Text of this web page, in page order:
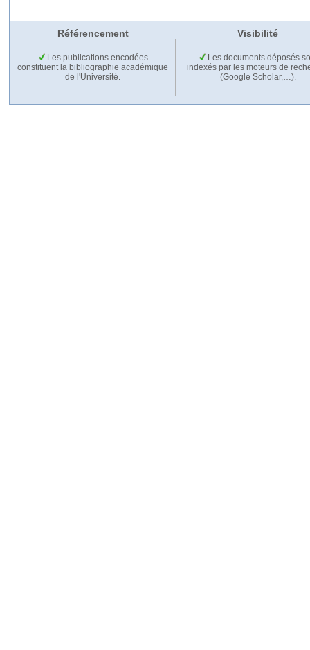
Référencement Visibilité
Les publications encodées
constituent la bibliographie académique
de l'Université.
Les documents déposés
indexés par les moteurs de
(Google Scholar,…).